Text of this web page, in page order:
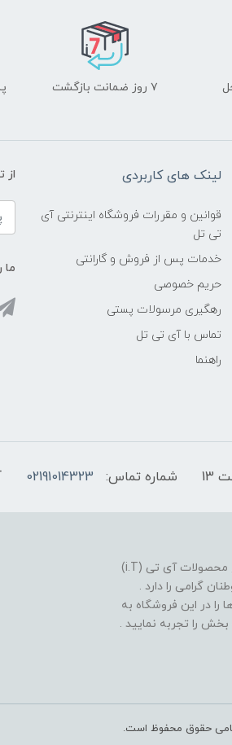
۷ روز ضمانت بازگشت
لینک های کاربردی
قوانین و مقررات فروشگاه اینترنتی آی
تی تل
خدمات پس از فروش و گارانتی
حریم خصوصی
رهگیری مرسولات پستی
تماس با آی تی تل
راهنما
از
ما
شماره تماس: 02191014323
فروشگاه موبایل آی تی تل از سال 1380 افتخار خدمت گذاری در عرصه تولید و توزیع محصولات آی تی (i.T)
گرامی را دارد .
را در این فروشگاه به
بخش را تجربه نمایید .
حقوق محفوظ است.